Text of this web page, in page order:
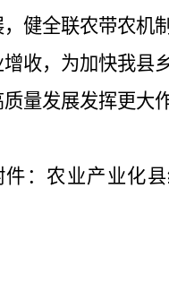
，健全联农带农机
增收，为加快我县
量发展发挥更大作
件：农业产业化